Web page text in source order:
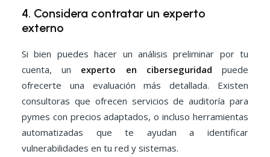
4. Considera contratar un experto
externo
Si bien puedes hacer un análisis preliminar por tu
cuenta, un experto en ciberseguridad puede
ofrecerte una evaluación más detallada. Existen
consultoras que ofrecen servicios de auditoría para
pymes con precios adaptados, o incluso herramientas
automatizadas que te ayudan a identificar
vulnerabilidades en tu red y sistemas.